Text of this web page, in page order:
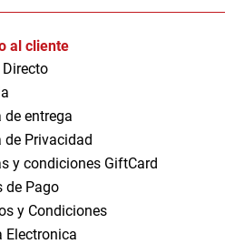
al cliente
Directo
de entrega
de Privacidad
y condiciones GiftCard
de Pago
y Condiciones
Electronica